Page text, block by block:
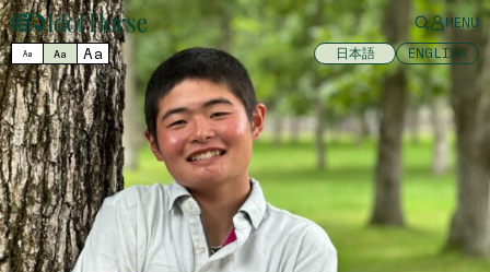
MENU
Aa Aa Aa 日本語 ENGLISH